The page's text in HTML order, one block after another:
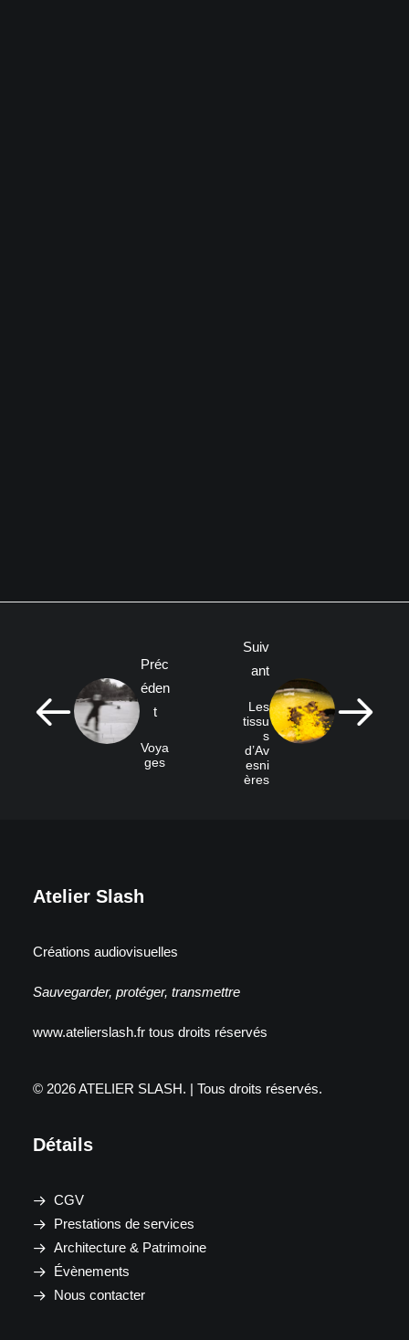
Préc
éden
t
Voya
ges
Suiv
ant
Les
tissu
s
d’Av
esni
ères
Atelier Slash
Créations audiovisuelles
Sauvegarder, protéger, transmettre
www.atelierslash.fr tous droits réservés
© 2026 ATELIER SLASH. | Tous droits réservés.
Détails
CGV
Prestations de services
Architecture & Patrimoine
Évènements
Nous contacter